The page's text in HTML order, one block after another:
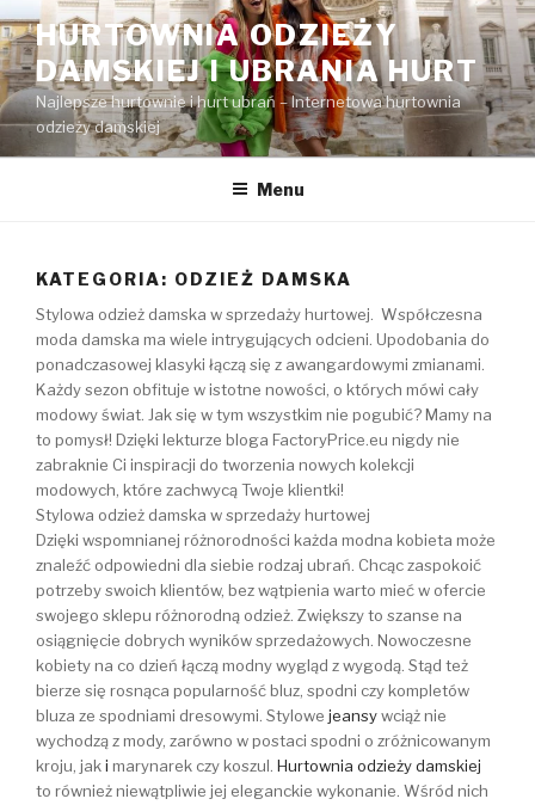
Przejdź
do
treści
HURTOWNIA ODZIEŻY
DAMSKIEJ I UBRANIA HURT
Najlepsze hurtownie i hurt ubrań – Internetowa hurtownia
odzieży damskiej
Menu
KATEGORIA: ODZIEŻ DAMSKA
Stylowa odzież damska w sprzedaży hurtowej. Współczesna
moda damska ma wiele intrygujących odcieni. Upodobania do
ponadczasowej klasyki łączą się z awangardowymi zmianami.
Każdy sezon obfituje w istotne nowości, o których mówi cały
modowy świat. Jak się w tym wszystkim nie pogubić? Mamy na
to pomysł! Dzięki lekturze bloga FactoryPrice.eu nigdy nie
zabraknie Ci inspiracji do tworzenia nowych kolekcji
modowych, które zachwycą Twoje klientki!
Stylowa odzież damska w sprzedaży hurtowej
Dzięki wspomnianej różnorodności każda modna kobieta może
znaleźć odpowiedni dla siebie rodzaj ubrań. Chcąc zaspokoić
potrzeby swoich klientów, bez wątpienia warto mieć w ofercie
swojego sklepu różnorodną odzież. Zwiększy to szanse na
osiągnięcie dobrych wyników sprzedażowych. Nowoczesne
kobiety na co dzień łączą modny wygląd z wygodą. Stąd też
bierze się rosnąca popularność bluz, spodni czy kompletów
bluza ze spodniami dresowymi. Stylowe jeansywciąż nie
wychodzą z mody, zarówno w postaci spodni o zróżnicowanym
kroju, jaki marynarek czy koszul. Hurtownia odzieży damskiej
to również niewątpliwie jej eleganckie wykonanie. Wśród nich